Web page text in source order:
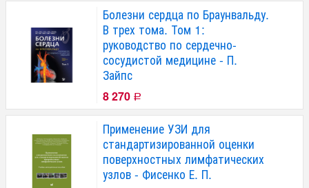
Болезни сердца по Браунвальду.
В трех тома. Том 1:
руководство по сердечно-
сосудистой медицине - П.
Зайпс
8 270 Р
Применение УЗИ для
стандартизированной оценки
поверхностных лимфатических
узлов - Фисенко Е. П.